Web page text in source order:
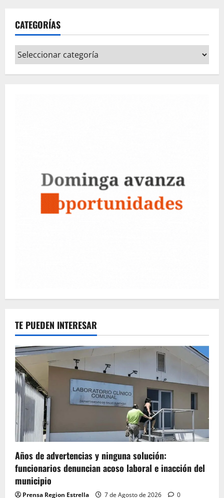
CATEGORÍAS
Categorías
TE PUEDEN INTERESAR
Años de advertencias y ninguna solución:
funcionarios denuncian acoso laboral e inacción del
municipio
Prensa Region Estrella 7 de Agosto de 2026 0